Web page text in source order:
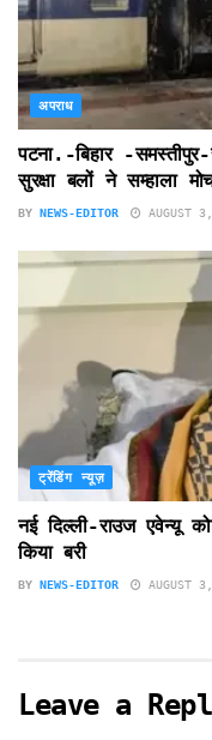
अपराध
पटना.-बिहार -
सुरक्षा बलों ने सम्हाला
BY NEWS-EDITOR AUGUST
ट्रेंडिंग न्यूज़
नई दिल्ली-राउज एवेन्यू
किया बरी
BY NEWS-EDITOR AUGUST
Leave a